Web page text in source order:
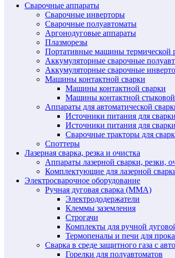
Сварочные аппараты
Сварочные инверторы
Сварочные полуавтоматы
Аргонодуговые аппараты
Плазморезы
Портативные машины термической
Аккумуляторные сварочные
Аккумуляторные сварочные
Машины контактной сварки
Машины контактной сварки
Машины контактной стыковой
Аппараты для автоматической
Источники питания для
Источники питания для
Сварочные тракторы для
Споттеры
Лазерная сварка, резка и очистка
Аппараты лазерной сварки, резки,
Комплектующие для лазерной
Электросварочное оборудование
Ручная дуговая сварка (MMA)
Электрододержатели
Клеммы заземления
Строгачи
Комплекты для ручной
Термопеналы и печи для
Сварка в среде защитного газа с
Горелки для полуавтоматов